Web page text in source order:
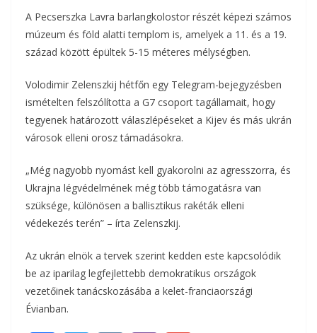
A Pecserszka Lavra barlangkolostor részét képezi számos
múzeum és föld alatti templom is, amelyek a 11. és a 19.
század között épültek 5-15 méteres mélységben.
Volodimir Zelenszkij hétfőn egy Telegram-bejegyzésben
ismételten felszólította a G7 csoport tagállamait, hogy
tegyenek határozott válaszlépéseket a Kijev és más ukrán
városok elleni orosz támadásokra.
„Még nagyobb nyomást kell gyakorolni az agresszorra, és
Ukrajna légvédelmének még több támogatásra van
szüksége, különösen a ballisztikus rakéták elleni
védekezés terén” – írta Zelenszkij.
Az ukrán elnök a tervek szerint kedden este kapcsolódik
be az iparilag legfejlettebb demokratikus országok
vezetőinek tanácskozásába a kelet-franciaországi
Évianban.